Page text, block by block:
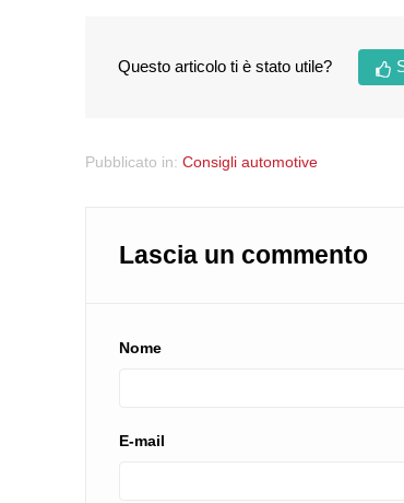
Questo articolo ti è stato utile?
Pubblicato in:Consigli automotive
Lascia un commento
Nome
E-mail